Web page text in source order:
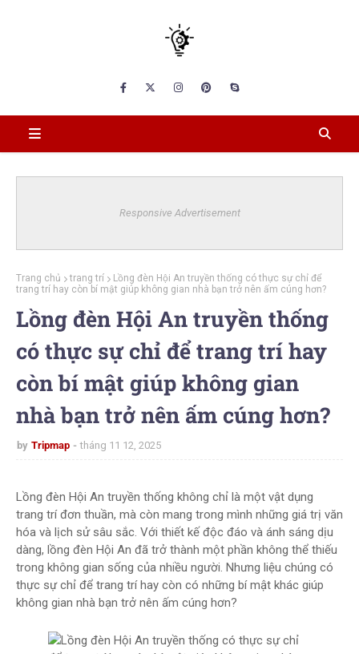
Responsive Advertisement
Trang chủ trang trí
Lồng đèn Hội An truyền thống có thực sự chỉ để
trang trí hay còn bí mật giúp không gian nhà bạn trở nên ấm cúng hơn?
Lồng đèn Hội An truyền thống
có thực sự chỉ để trang trí hay
còn bí mật giúp không gian
nhà bạn trở nên ấm cúng hơn?
by Tripmap tháng 11 12, 2025
Lồng đèn Hội An truyền thống không chỉ là một vật dụng
trang trí đơn thuần, mà còn mang trong mình những giá trị văn
hóa và lịch sử sâu sắc. Với thiết kế độc đáo và ánh sáng dịu
dàng, lồng đèn Hội An đã trở thành một phần không thể thiếu
trong không gian sống của nhiều người. Nhưng liệu chúng có
thực sự chỉ để trang trí hay còn có những bí mật khác giúp
không gian nhà bạn trở nên ấm cúng hơn?